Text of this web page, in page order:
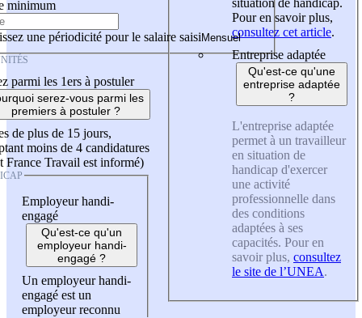
minimum
une périodicité pour le salaire saisi
parmi les 1ers à postuler
serez-vous parmi les
premiers à postuler ?
de plus de 15 jours,
moins de 4 candidatures
France Travail est informé)
Employeur handi-
engagé
Qu'est-ce qu'un
employeur handi-
engagé ?
Un employeur handi-
engagé est un
employeur reconnu
Pour en savoir plus,
consultez cet article.
Entreprise adaptée
Qu'est-ce qu'une
entreprise adaptée
?
L'entreprise adaptée
permet à un travailleur
en situation de
handicap d'exercer
une activité
professionnelle dans
des conditions
adaptées à ses
capacités. Pour en
savoir plus, consultez
le site de l’UNEA.